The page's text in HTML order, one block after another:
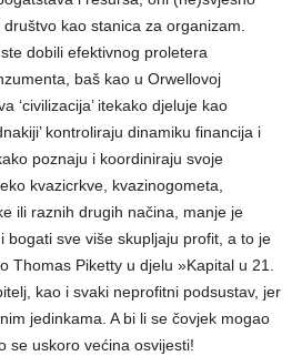
kao stanica za organizam.
dobili efektivnog proletera
baš kao u Orwellovoj
‘civilizacija’ itekako djeluje kao
kontroliraju dinamiku financija i
poznaju i koordiniraju svoje
kvazicrkve, kvazinogometa,
ili raznih drugih načina, manje je
i bogati sve više skupljaju profit, a to je
Thomas Piketty u djelu »Kapital u 21.
kao i svaki neprofitni podsustav, jer
jedinkama. A bi li se čovjek mogao
se uskoro većina osvijesti!